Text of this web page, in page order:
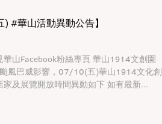
) #華山活動異動公告】
華山Facebook粉絲專頁 華山1914文創園
風巴威影響，07/10(五)華山1914文化創
家及展覽開放時間異動如下 如有最新...